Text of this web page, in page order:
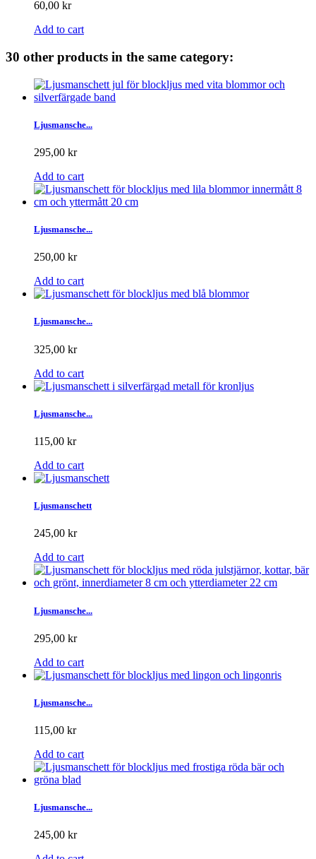
60,00 kr
Add to cart
30 other products in the same category:
Ljusmansche...
295,00 kr
Add to cart
Ljusmansche...
250,00 kr
Add to cart
Ljusmansche...
325,00 kr
Add to cart
Ljusmansche...
115,00 kr
Add to cart
Ljusmanschett
245,00 kr
Add to cart
Ljusmansche...
295,00 kr
Add to cart
Ljusmansche...
115,00 kr
Add to cart
Ljusmansche...
245,00 kr